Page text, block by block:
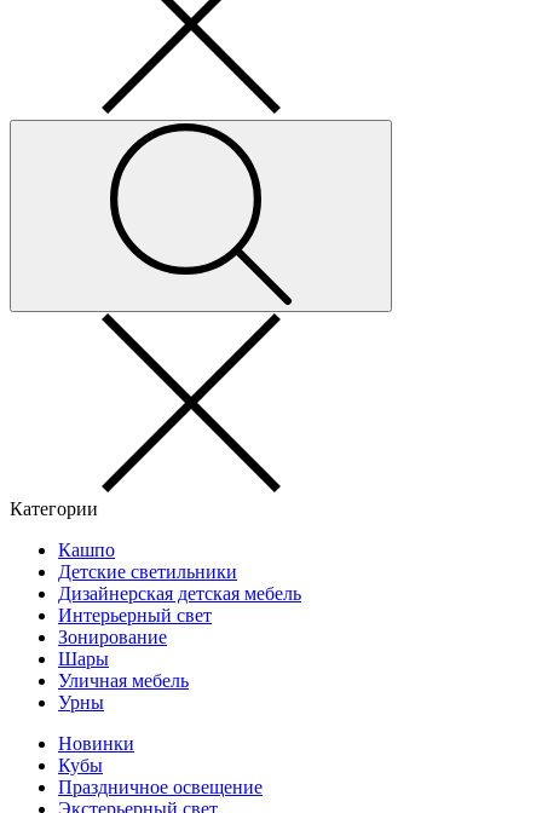
Категории
Кашпо
Детские светильники
Дизайнерская детская мебель
Интерьерный свет
Зонирование
Шары
Уличная мебель
Урны
Новинки
Кубы
Праздничное освещение
Экстерьерный свет